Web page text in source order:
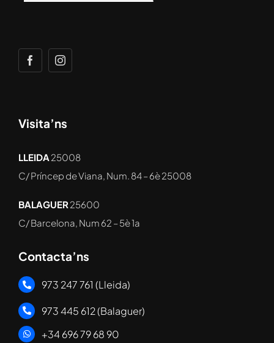
Visita’ns
LLEIDA 25008
C/ Príncep de Viana, Num. 84 – 6è25008
BALAGUER 25600
C/ Barcelona, Num 62 – 5è 1a
Contacta’ns
973 247 761 (Lleida)
973 445 612 (Balaguer)
+34 696 79 68 90